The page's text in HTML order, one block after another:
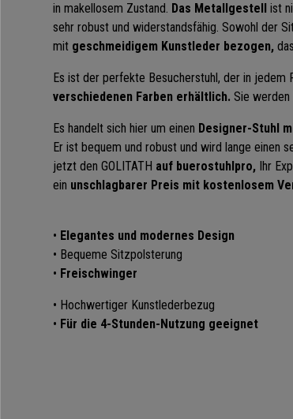
in makellosem Zustand. Das Metallgestell ist
sehr robust und widerstandsfähig. Sowohl der
mit geschmeidigem Kunstleder bezogen,
Es ist der perfekte Besucherstuhl, der in jedem
verschiedenen Farben erhältlich. Sie werden
Es handelt sich hier um einen Designer-Stuhl
Er ist bequem und robust und wird lange einen
jetzt den GOLITATH auf buerostuhlpro, Ihr
ein unschlagbarer Preis mit kostenlosem
• Elegantes und modernes Design
• Bequeme Sitzpolsterung
• Freischwinger
• Hochwertiger Kunstlederbezug
• Für die 4-Stunden-Nutzung geeignet